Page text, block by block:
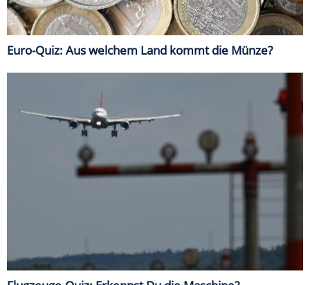
Euro-Quiz: Aus welchem Land kommt die Münze?